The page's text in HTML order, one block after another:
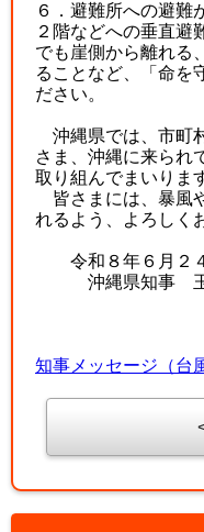
６．避難所への避難
２階などへの垂直避
でも崖側から離れる
ることなど、「命を
ださい。
沖縄県では、市町
さま、沖縄に来られ
取り組んでまいりま
皆さまには、暴風
れるよう、よろしく
令和８年６月２
沖縄県知事 玉
知事メッセージ（台